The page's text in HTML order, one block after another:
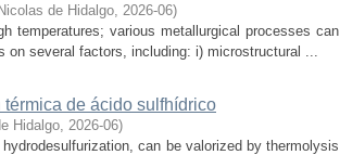
de Hidalgo, 2026-06)
temperatures; various metallurgical processes can
on several factors, including: i) microstructural ...
de ácido sulfhídrico
Hidalgo, 2026-06)
can be valorized by thermolysis